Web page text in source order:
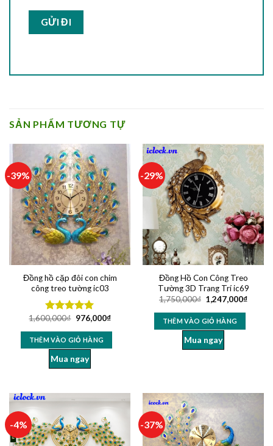
SẢN PHẨM TƯƠNG TỰ
-39%
Đồng hồ cặp đôi con chim
công treo tường ic03
Được xếp
5 sao
1,600,000₫ 976,000₫
THÊM VÀO GIỎ HÀNG
Mua ngay
-29%
Đồng Hồ Con Công Treo
Tường 3D Trang Trí ic69
1,750,000₫ 1,247,000₫
THÊM VÀO GIỎ HÀNG
Mua ngay
-4% -37%